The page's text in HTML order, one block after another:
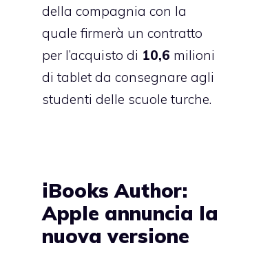
della compagnia con la
quale firmerà un contratto
per l’acquisto di 10,6 milioni
di tablet da consegnare agli
studenti delle scuole turche.
iBooks Author:
Apple annuncia la
nuova versione